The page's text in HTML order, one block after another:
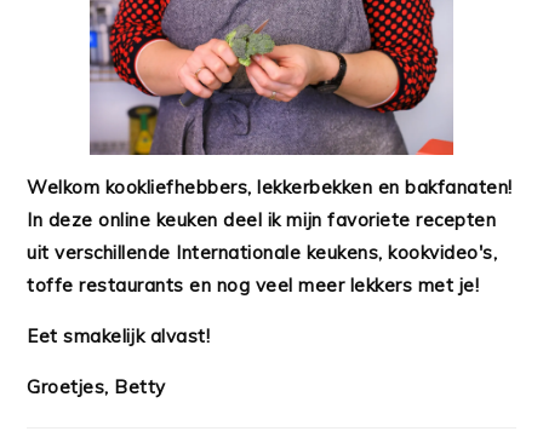
Welkom kookliefhebbers, lekkerbekken en bakfanaten!
In deze online keuken deel ik mijn favoriete recepten
uit verschillende Internationale keukens, kookvideo's,
toffe restaurants en nog veel meer lekkers met je!
Eet smakelijk alvast!
Groetjes, Betty